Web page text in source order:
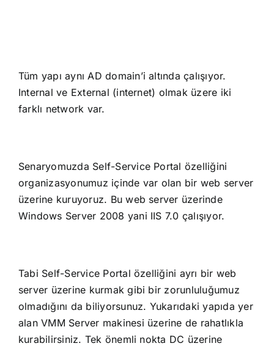
Tüm yapı aynı AD domain’i altında çalışıyor.
Internal ve External (internet) olmak üzere iki
farklı network var.
Senaryomuzda Self-Service Portal özelliğini
organizasyonumuz içinde var olan bir web server
üzerine kuruyoruz. Bu web server üzerinde
Windows Server 2008 yani IIS 7.0 çalışıyor.
Tabi Self-Service Portal özelliğini ayrı bir web
server üzerine kurmak gibi bir zorunluluğumuz
olmadığını da biliyorsunuz. Yukarıdaki yapıda yer
alan VMM Server makinesi üzerine de rahatlıkla
kurabilirsiniz. Tek önemli nokta DC üzerine